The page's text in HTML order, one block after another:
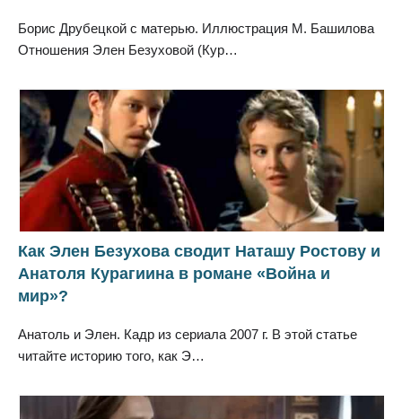
Борис Друбецкой с матерью. Иллюстрация М. Башилова
Отношения Элен Безуховой (Кур…
Как Элен Безухова сводит Наташу Ростову и
Анатоля Курагиина в романе «Война и
мир»?
Анатоль и Элен. Кадр из сериала 2007 г. В этой статье
читайте историю того, как Э…